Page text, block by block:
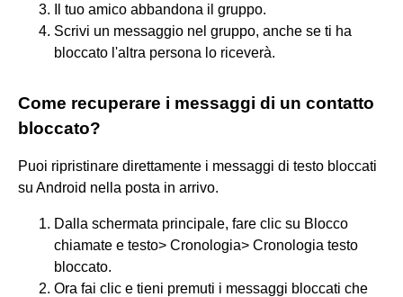
Il tuo amico abbandona il gruppo.
Scrivi un messaggio nel gruppo, anche se ti ha
bloccato l'altra persona lo riceverà.
Come recuperare i messaggi di un contatto
bloccato?
Puoi ripristinare direttamente i messaggi di testo bloccati
su Android nella posta in arrivo.
Dalla schermata principale, fare clic su Blocco
chiamate e testo> Cronologia> Cronologia testo
bloccato.
Ora fai clic e tieni premuti i messaggi bloccati che